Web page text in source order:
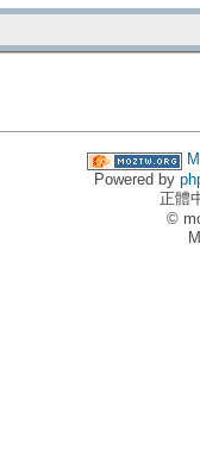
Powered by
正體
©